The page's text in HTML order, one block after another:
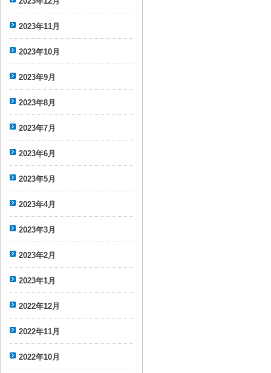
2023年11月
2023年10月
2023年9月
2023年8月
2023年7月
2023年6月
2023年5月
2023年4月
2023年3月
2023年2月
2023年1月
2022年12月
2022年11月
2022年10月